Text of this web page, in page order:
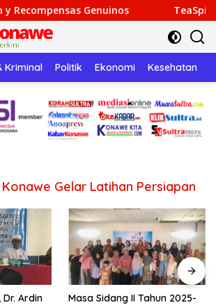
Genuinos TeaSpin Gaming: Your
Kriminal Politik Ekonomi Kesehatan
Konawe Gelar Latihan Persiapan
Dr. Ardin
Masa Sidang II Tahun 2025-